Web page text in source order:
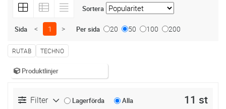
Sortera
Sida < 1 > Per sida 20 50 100 200
RUTAB TECHNO
Produktlinjer
Filter Lagerförda Alla 11 st